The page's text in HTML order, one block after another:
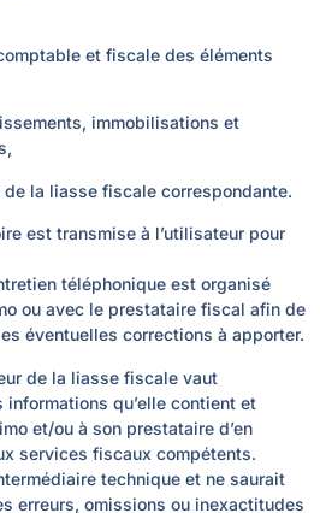
et fiscale des éléments
immobilisations et
la liasse fiscale correspondante.
est transmise à l’utilisateur pour
téléphonique est organisé
ou avec le prestataire fiscal afin de
éventuelles corrections à apporter.
de la liasse fiscale vaut
qu’elle contient et
et/ou à son prestataire d’en
services fiscaux compétents.
technique et ne saurait
erreurs, omissions ou inexactitudes